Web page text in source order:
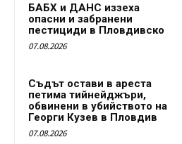
БАБХ и ДАНС иззеха
опасни и забранени
пестициди в Пловдивско
07.08.2026
Съдът остави в ареста
петима тийнейджъри,
обвинени в убийството на
Георги Кузев в Пловдив
07.08.2026